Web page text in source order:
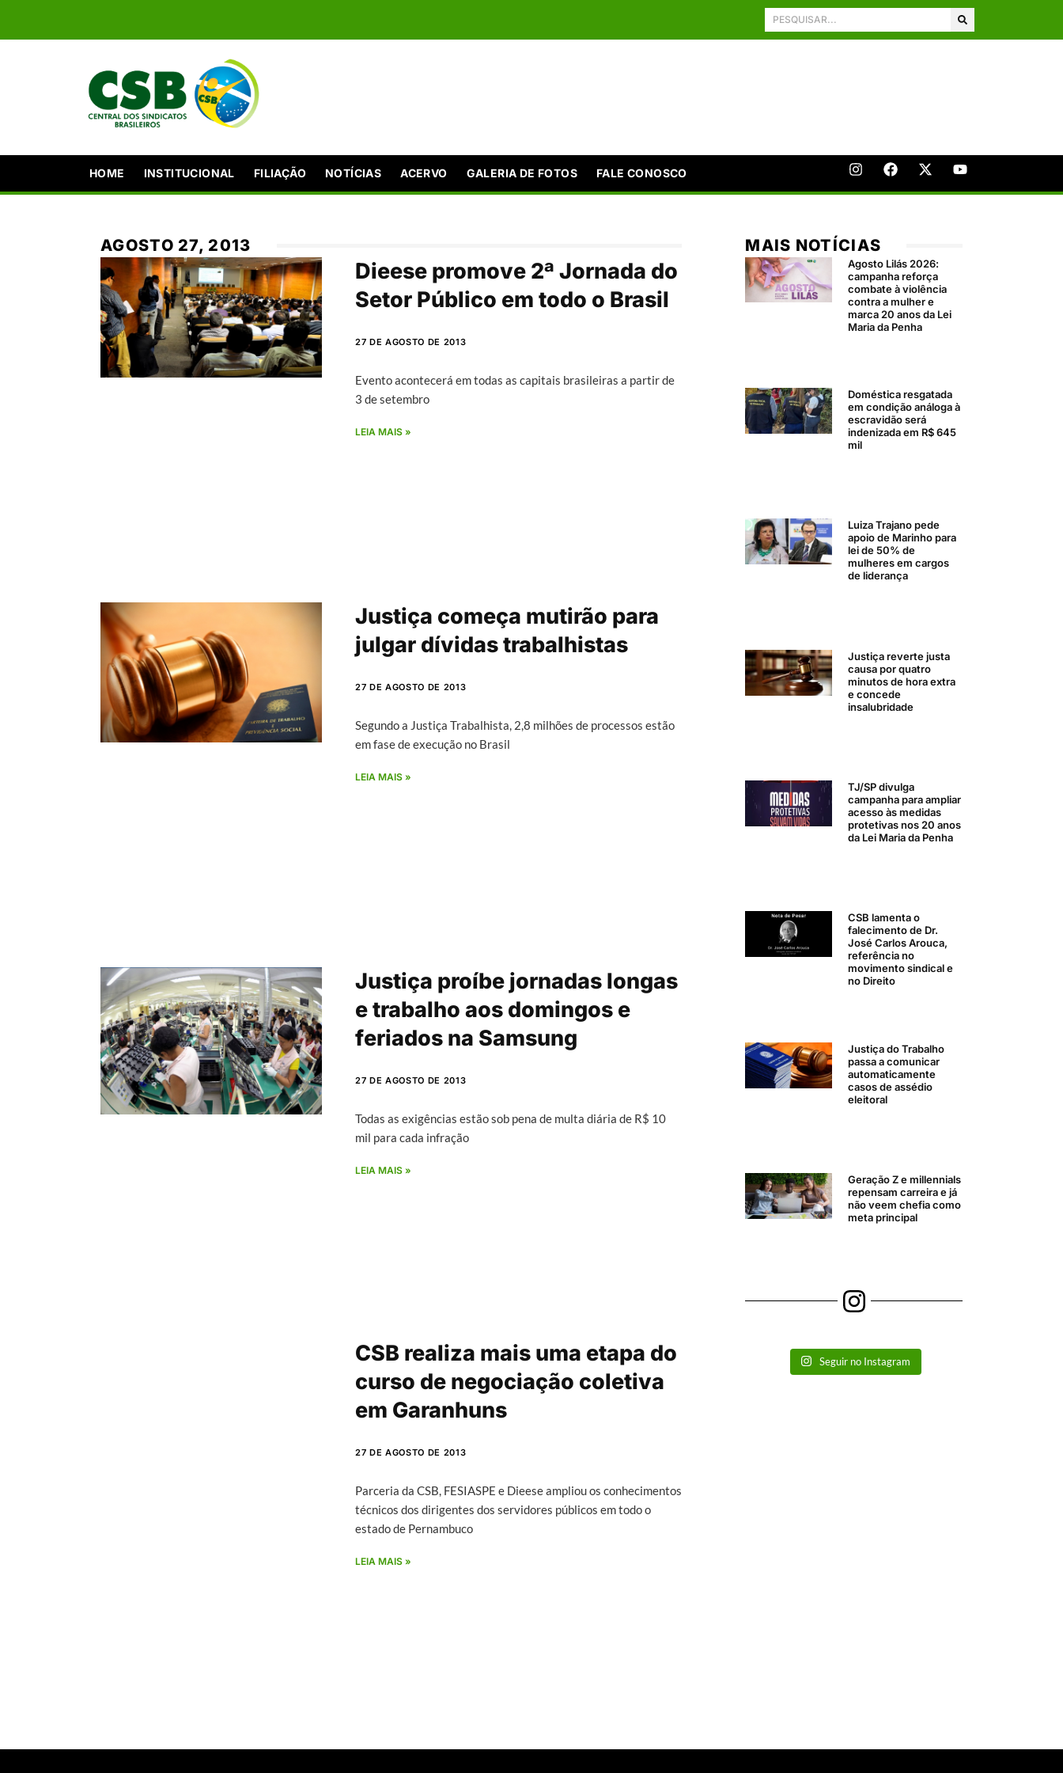
HOME INSTITUCIONAL FILIAÇÃO NOTÍCIAS ACERVO GALERIA DE FOTOS FALE CONOSCO
AGOSTO 27, 2013
Dieese promove 2ª Jornada do
Setor Público em todo o Brasil
27 DE AGOSTO DE 2013
Evento acontecerá em todas as capitais brasileiras a partir de
3 de setembro
LEIA MAIS »
Justiça começa mutirão para
julgar dívidas trabalhistas
27 DE AGOSTO DE 2013
Segundo a Justiça Trabalhista, 2,8 milhões de processos estão
em fase de execução no Brasil
LEIA MAIS »
Justiça proíbe jornadas longas
e trabalho aos domingos e
feriados na Samsung
27 DE AGOSTO DE 2013
Todas as exigências estão sob pena de multa diária de R$ 10
mil para cada infração
LEIA MAIS »
CSB realiza mais uma etapa do
curso de negociação coletiva
em Garanhuns
27 DE AGOSTO DE 2013
Parceria da CSB, FESIASPE e Dieese ampliou os conhecimentos
técnicos dos dirigentes dos servidores públicos em todo o
estado de Pernambuco
LEIA MAIS »
MAIS NOTÍCIAS
Agosto Lilás 2026:
campanha reforça
combate à violência
contra a mulher e
marca 20 anos da Lei
Maria da Penha
Doméstica resgatada
em condição análoga à
escravidão será
indenizada em R$ 645
mil
Luiza Trajano pede
apoio de Marinho para
lei de 50% de
mulheres em cargos
de liderança
Justiça reverte justa
causa por quatro
minutos de hora extra
e concede
insalubridade
TJ/SP divulga
campanha para ampliar
acesso às medidas
protetivas nos 20 anos
da Lei Maria da Penha
CSB lamenta o
falecimento de Dr.
José Carlos Arouca,
referência no
movimento sindical e
no Direito
Justiça do Trabalho
passa a comunicar
automaticamente
casos de assédio
eleitoral
Geração Z e millennials
repensam carreira e já
não veem chefia como
meta principal
Seguir no Instagram